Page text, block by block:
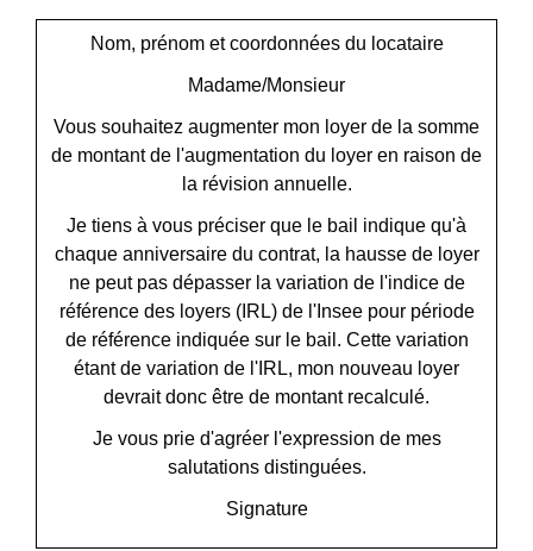
Nom, prénom et coordonnées du locataire
Madame/Monsieur
Vous souhaitez augmenter mon loyer de la somme
de montant de l'augmentation du loyer en raison de
la révision annuelle.
Je tiens à vous préciser que le bail indique qu'à
chaque anniversaire du contrat, la hausse de loyer
ne peut pas dépasser la variation de l'indice de
référence des loyers (IRL) de l'Insee pour période
de référence indiquée sur le bail . Cette variation
étant de variation de l'IRL, mon nouveau loyer
devrait donc être de montant recalculé.
Je vous prie d'agréer l'expression de mes
salutations distinguées.
Signature